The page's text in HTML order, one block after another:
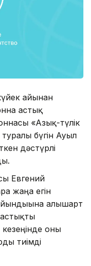
айынан
астық
«Азық-түлік
бүгін Ауыл
дәстүрлі
Евгений
жаңа егін
алғышарт
оны
тиімді